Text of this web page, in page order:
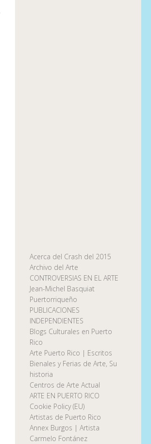
Acerca del Crash del 2015
Archivo del Arte
CONTROVERSIAS EN EL ARTE
Jean-Michel Basquiat
Puertorriqueño
PUBLICACIONES
INDEPENDIENTES
Blogs Culturales en Puerto
Rico
Arte Puerto Rico | Escritos
Bienales y Ferias de Arte, Su
historia
Centros de Arte Actual
ARTE EN PUERTO RICO
Cookie Policy (EU)
Artistas de Puerto Rico
Annex Burgos | Artista
Carmelo Fontánez